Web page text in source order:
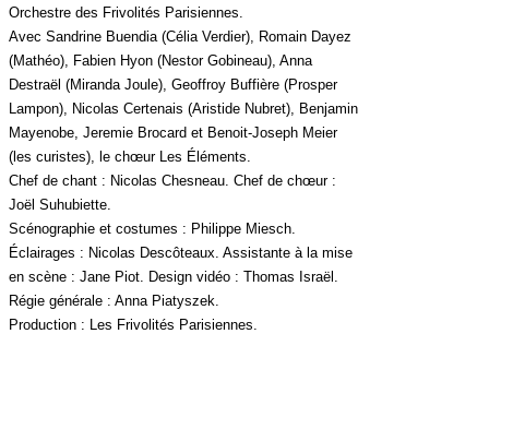
Orchestre des Frivolités Parisiennes.
Avec Sandrine Buendia (Célia Verdier), Romain Dayez
(Mathéo), Fabien Hyon (Nestor Gobineau), Anna
Destraël (Miranda Joule), Geoffroy Buffière (Prosper
Lampon), Nicolas Certenais (Aristide Nubret), Benjamin
Mayenobe, Jeremie Brocard et Benoit-Joseph Meier
(les curistes), le chœur Les Éléments.
Chef de chant : Nicolas Chesneau. Chef de chœur :
Joël Suhubiette.
Scénographie et costumes : Philippe Miesch.
Éclairages : Nicolas Descôteaux. Assistante à la mise
en scène : Jane Piot. Design vidéo : Thomas Israël.
Régie générale : Anna Piatyszek.
Production : Les Frivolités Parisiennes.